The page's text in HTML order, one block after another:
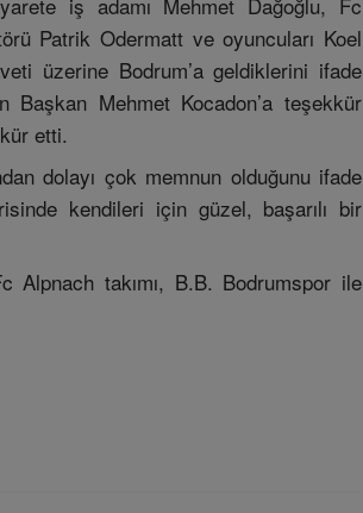
Patrik Odermatt ve oyuncuları Koel
üzerine Bodrum’a geldiklerini ifade
Başkan Mehmet Kocadon’a teşekkür
etti.
dolayı çok memnun olduğunu ifade
kendileri için güzel, başarılı bir
Alpnach takımı, B.B. Bodrumspor ile